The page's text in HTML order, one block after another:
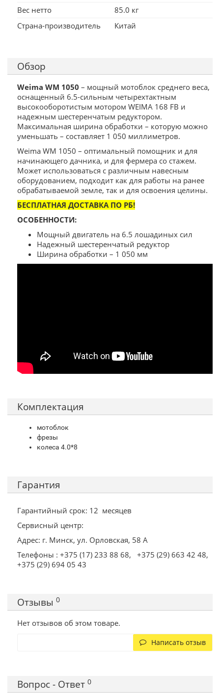
Вес нетто
85.0 кг
Страна-производитель
Китай
Обзор
Weima WM 1050 – мощный мотоблок среднего веса,
оснащенный 6.5-сильным четырехтактным
высокооборотистым мотором WEIMA 168 FB и
надежным шестеренчатым редуктором.
Максимальная ширина обработки – которую можно
уменьшать – составляет 1 050 миллиметров.
Weima WM 1050 – оптимальный помощник и для
начинающего дачника, и для фермера со стажем.
Может использоваться с различным навесным
оборудованием, подходит как для работы на ранее
обрабатываемой земле, так и для освоения целины.
БЕСПЛАТНАЯ ДОСТАВКА ПО РБ!
ОСОБЕННОСТИ:
Мощный двигатель на 6.5 лошадиных сил
Надежный шестеренчатый редуктор
Ширина обработки – 1 050 мм
Комплектация
мотоблок
фрезы
колеса 4.0*8
Гарантия
Гарантийный срок: 12 месяцев
Сервисный центр:
Адрес: г. Минск, ул. Орловская, 58 А
Телефоны : +375 (17) 233 88 68,
+375 (29) 663 42 48,
+375 (29) 694 05 43
Отзывы 0
Нет отзывов об этом товаре.
Написать отзыв
Вопрос - Ответ 0